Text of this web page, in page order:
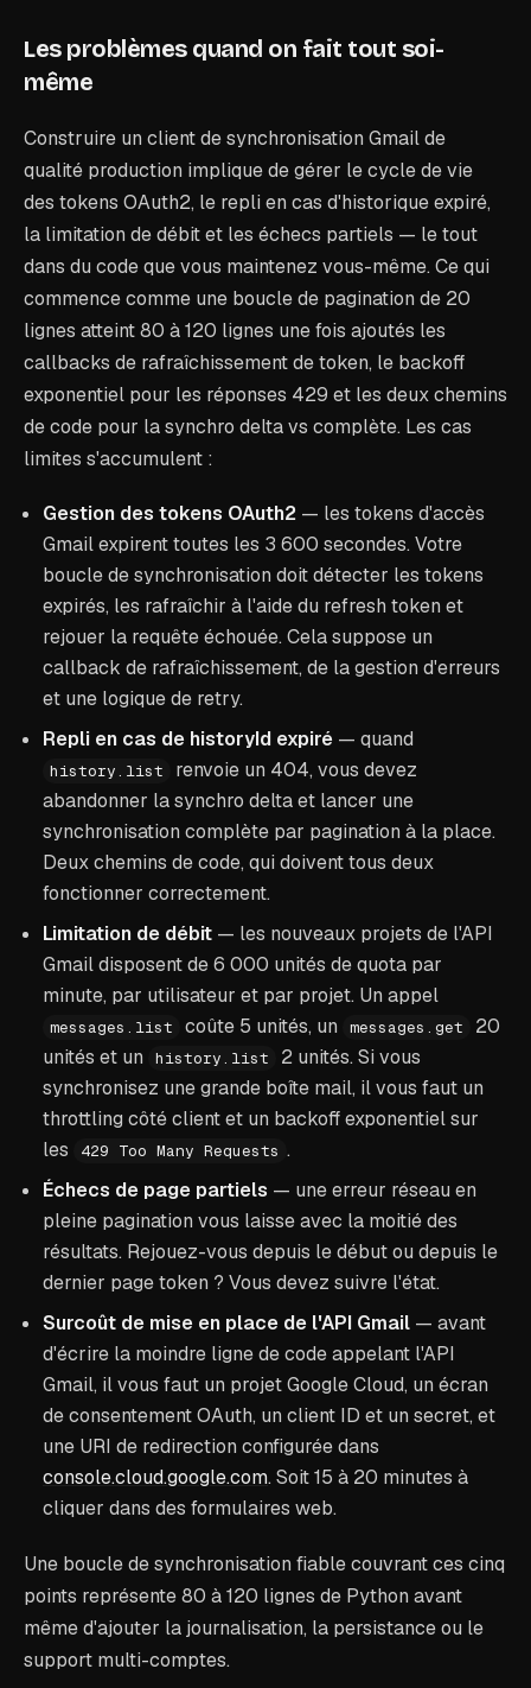
Les problèmes quand on fait tout soi-
même
Construire un client de synchronisation Gmail de
qualité production implique de gérer le cycle de vie
des tokens OAuth2, le repli en cas d'historique expiré,
la limitation de débit et les échecs partiels — le tout
dans du code que vous maintenez vous-même. Ce qui
commence comme une boucle de pagination de 20
lignes atteint 80 à 120 lignes une fois ajoutés les
callbacks de rafraîchissement de token, le backoff
exponentiel pour les réponses 429 et les deux chemins
de code pour la synchro delta vs complète. Les cas
limites s'accumulent :
Gestion des tokens OAuth2 — les tokens d'accès
Gmail expirent toutes les 3 600 secondes. Votre
boucle de synchronisation doit détecter les tokens
expirés, les rafraîchir à l'aide du refresh token et
rejouer la requête échouée. Cela suppose un
callback de rafraîchissement, de la gestion d'erreurs
et une logique de retry.
Repli en cas de historyId expiré — quand
history.list
renvoie un 404, vous devez
abandonner la synchro delta et lancer une
synchronisation complète par pagination à la place.
Deux chemins de code, qui doivent tous deux
fonctionner correctement.
Limitation de débit — les nouveaux projets de l'API
Gmail disposent de 6 000 unités de quota par
minute, par utilisateur et par projet. Un appel
messages.list coûte 5 unités, un messages.get
20
unités et un
history.list
2 unités. Si vous
synchronisez une grande boîte mail, il vous faut un
throttling côté client et un backoff exponentiel sur
les
429 Too Many Requests .
Échecs de page partiels — une erreur réseau en
pleine pagination vous laisse avec la moitié des
résultats. Rejouez-vous depuis le début ou depuis le
dernier page token ? Vous devez suivre l'état.
Surcoût de mise en place de l'API Gmail — avant
d'écrire la moindre ligne de code appelant l'API
Gmail, il vous faut un projet Google Cloud, un écran
de consentement OAuth, un client ID et un secret, et
une URI de redirection configurée dans
console.cloud.google.com. Soit 15 à 20 minutes à
cliquer dans des formulaires web.
Une boucle de synchronisation fiable couvrant ces cinq
points représente 80 à 120 lignes de Python avant
même d'ajouter la journalisation, la persistance ou le
support multi-comptes.